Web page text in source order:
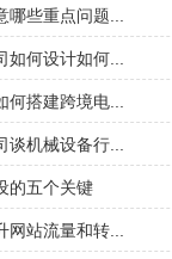
些重点问题...
何设计如何...
搭建跨境电...
机械设备行...
的五个关键
站流量和转...